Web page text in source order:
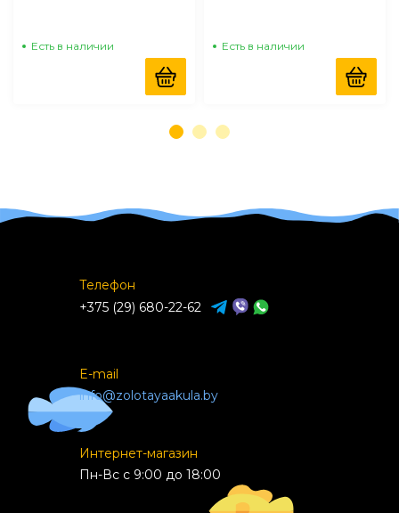
Есть в наличии Есть в наличии
Телефон
+375 (29) 680-22-62
E-mail
info@zolotayaakula.by
Интернет-магазин
Пн-Вс с 9:00 до 18:00